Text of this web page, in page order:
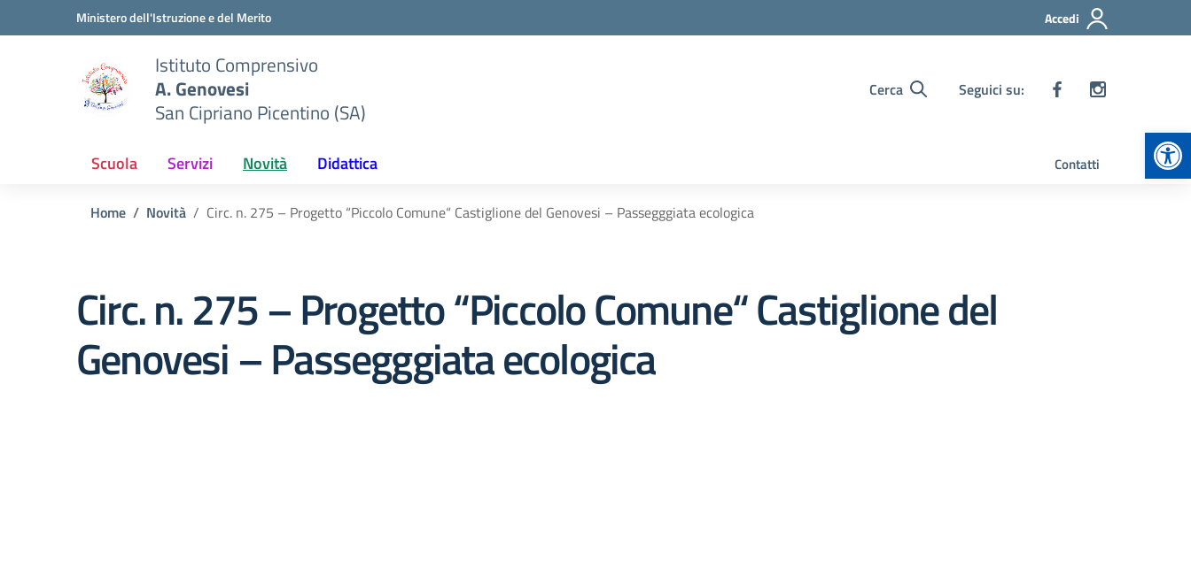
Vai ai contenuti
Vai al menu di navigazioneMinistero dell'Istruzione e del Merito Accedi
Istituto Comprensivo
A. Genovesi
San Cipriano Picentino (SA)
Cerca Seguici su:
Scuola Servizi Novità Didattica Contatti
Home Novità Circ. n. 275 – Progetto “Piccolo Comune“ Castiglione del Genovesi – Passegggiata ecologica
Circ. n. 275 – Progetto “Piccolo Comune“ Castiglione del
Genovesi – Passegggiata ecologica